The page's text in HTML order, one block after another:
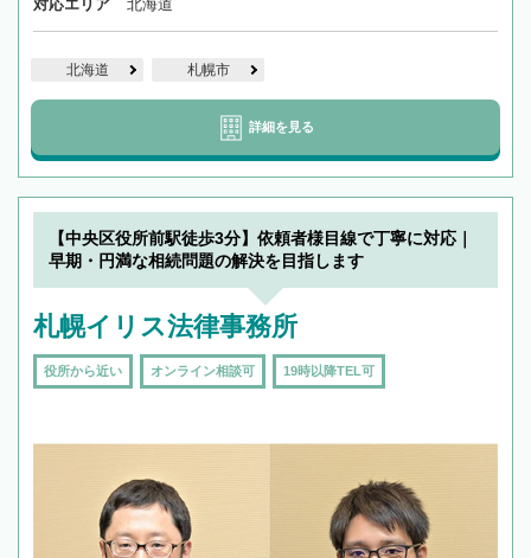
対応エリア 北海道
北海道 札幌市
詳細を見る
【中央区役所前駅徒歩3分】依頼者様目線で丁寧に対応｜
早期・円満な相続問題の解決を目指します
札幌イリス法律事務所
役所から近い オンライン相談可 19時以降TEL可